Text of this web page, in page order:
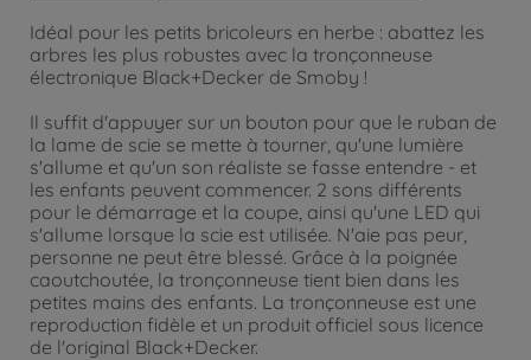
Idéal pour les petits bricoleurs en herbe : abattez les
arbres les plus robustes avec la tronçonneuse
électronique Black+Decker de Smoby !
Il suffit d'appuyer sur un bouton pour que le ruban de
la lame de scie se mette à tourner, qu'une lumière
s'allume et qu'un son réaliste se fasse entendre - et
les enfants peuvent commencer. 2 sons différents
pour le démarrage et la coupe, ainsi qu'une LED qui
s'allume lorsque la scie est utilisée. N'aie pas peur,
personne ne peut être blessé. Grâce à la poignée
caoutchoutée, la tronçonneuse tient bien dans les
petites mains des enfants. La tronçonneuse est une
reproduction fidèle et un produit officiel sous licence
de l'original Black+Decker.